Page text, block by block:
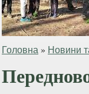
Головна » Новини